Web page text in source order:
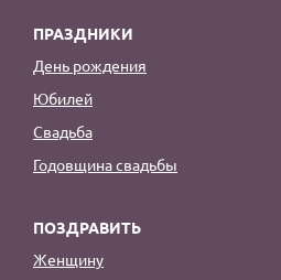
ПРАЗДНИКИ
День рождения
Юбилей
Свадьба
Годовщина свадьбы
ПОЗДРАВИТЬ
Женщину